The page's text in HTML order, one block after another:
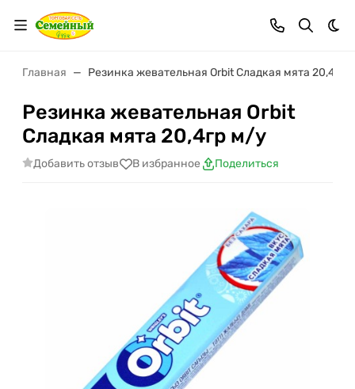
Главная Резинка жевательная Orbit Сладкая мята 20,4гр
Резинка жевательная Orbit
Сладкая мята 20,4гр м/у
Добавить отзыв В избранное Поделиться